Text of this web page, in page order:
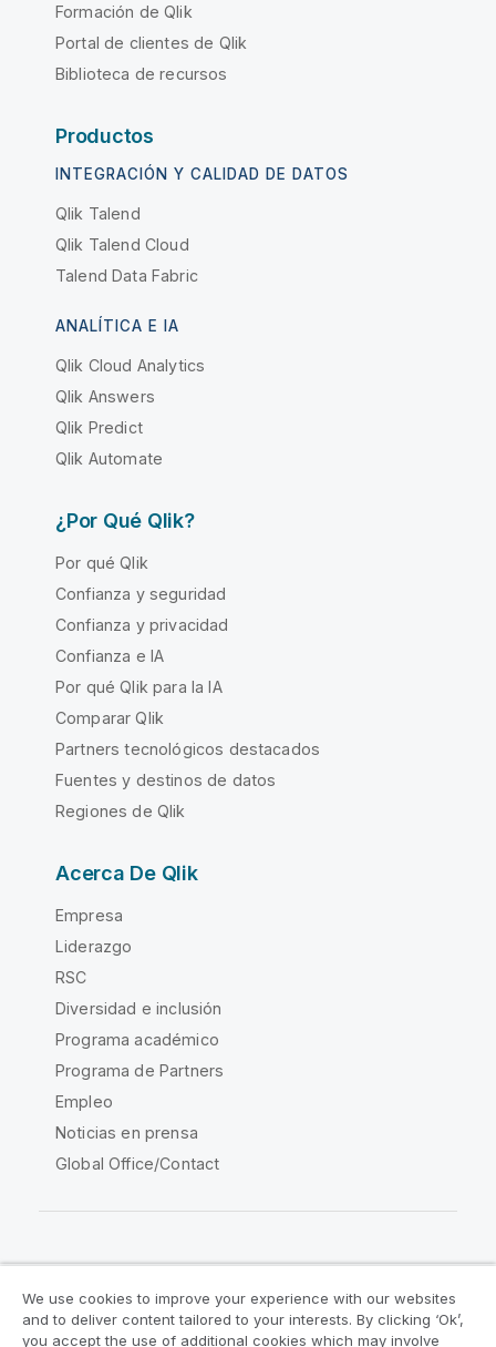
Formación de Qlik
Portal de clientes de Qlik
Biblioteca de recursos
Productos
INTEGRACIÓN Y CALIDAD DE DATOS
Qlik Talend
Qlik Talend Cloud
Talend Data Fabric
ANALÍTICA E IA
Qlik Cloud Analytics
Qlik Answers
Qlik Predict
Qlik Automate
¿Por Qué Qlik?
Por qué Qlik
Confianza y seguridad
Confianza y privacidad
Confianza e IA
Por qué Qlik para la IA
Comparar Qlik
Partners tecnológicos destacados
Fuentes y destinos de datos
Regiones de Qlik
Acerca De Qlik
Empresa
Liderazgo
RSC
Diversidad e inclusión
Programa académico
Programa de Partners
Empleo
Noticias en prensa
Global Office/Contact
Acuerdos legales Condiciones del producto
We use cookies to improve your experience with our websites
and to deliver content tailored to your interests. By clicking ‘Ok’,
you accept the use of additional cookies which may involve